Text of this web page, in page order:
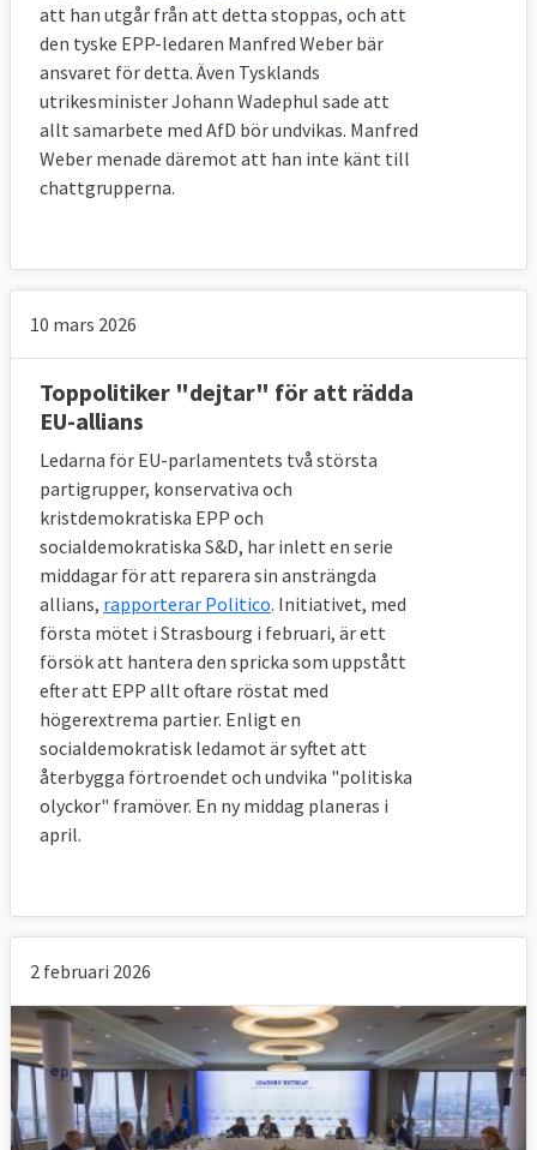
att han utgår från att detta stoppas, och att
den tyske EPP-ledaren Manfred Weber bär
ansvaret för detta. Även Tysklands
utrikesminister Johann Wadephul sade att
allt samarbete med AfD bör undvikas. Manfred
Weber menade däremot att han inte känt till
chattgrupperna.
10 mars 2026
Toppolitiker "dejtar" för att rädda
EU-allians
Ledarna för EU-parlamentets två största
partigrupper, konservativa och
kristdemokratiska EPP och
socialdemokratiska S&D, har inlett en serie
middagar för att reparera sin ansträngda
allians, rapporterar Politico. Initiativet, med
första mötet i Strasbourg i februari, är ett
försök att hantera den spricka som uppstått
efter att EPP allt oftare röstat med
högerextrema partier. Enligt en
socialdemokratisk ledamot är syftet att
återbygga förtroendet och undvika "politiska
olyckor" framöver. En ny middag planeras i
april.
2 februari 2026